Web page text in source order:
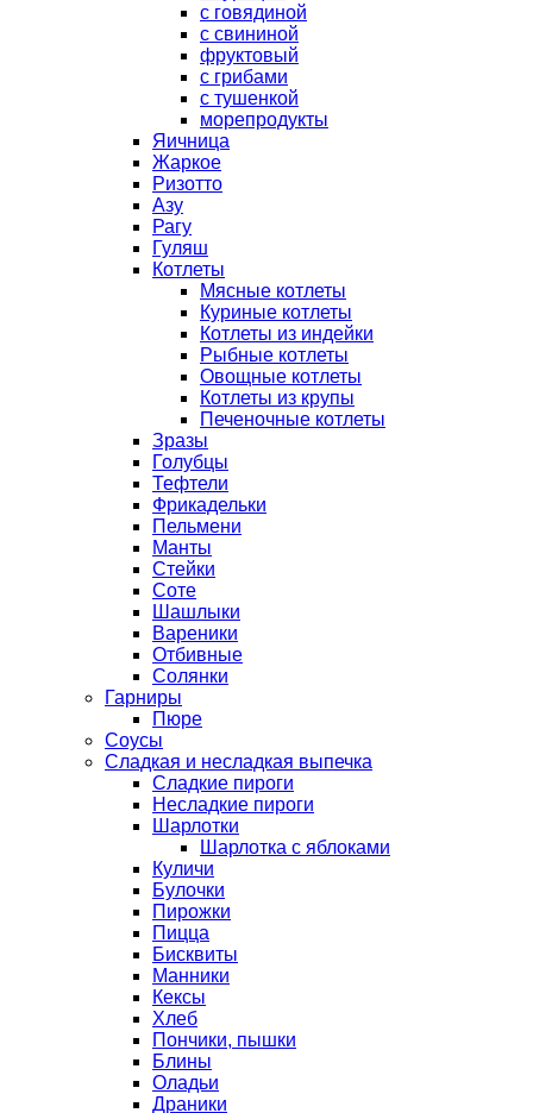
с говядиной
с свининой
фруктовый
с грибами
с тушенкой
морепродукты
Яичница
Жаркое
Ризотто
Азу
Рагу
Гуляш
Котлеты
Мясные котлеты
Куриные котлеты
Котлеты из индейки
Рыбные котлеты
Овощные котлеты
Котлеты из крупы
Печеночные котлеты
Зразы
Голубцы
Тефтели
Фрикадельки
Пельмени
Манты
Стейки
Соте
Шашлыки
Вареники
Отбивные
Солянки
Гарниры
Пюре
Соусы
Сладкая и несладкая выпечка
Сладкие пироги
Несладкие пироги
Шарлотки
Шарлотка с яблоками
Куличи
Булочки
Пирожки
Пицца
Бисквиты
Манники
Кексы
Хлеб
Пончики, пышки
Блины
Оладьи
Драники